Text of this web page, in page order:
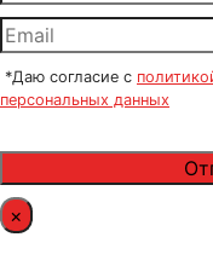
*Даю согласие с
персональных данных
×